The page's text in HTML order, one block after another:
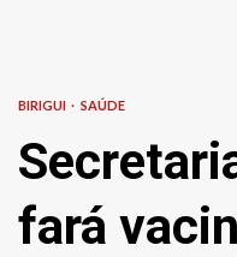
BIRIGUI SAÚDE
fará